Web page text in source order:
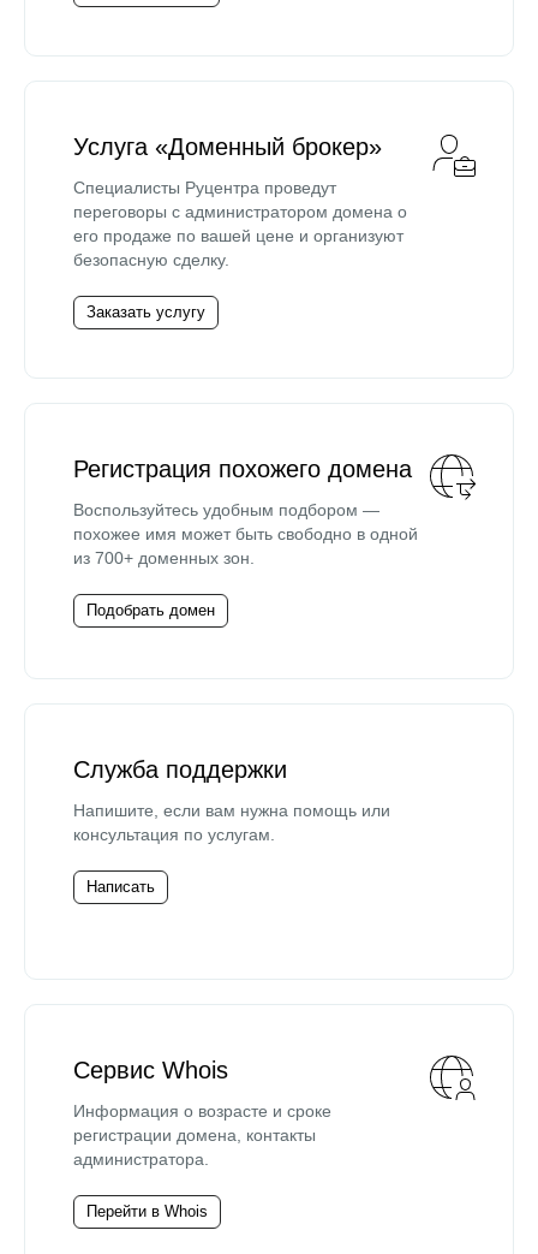
Услуга «Доменный брокер»
Специалисты Руцентра проведут
переговоры с администратором домена о
его продаже по вашей цене и организуют
безопасную сделку.
Заказать услугу
Регистрация похожего домена
Воспользуйтесь удобным подбором —
похожее имя может быть свободно в одной
из 700+ доменных зон.
Подобрать домен
Служба поддержки
Напишите, если вам нужна помощь или
консультация по услугам.
Написать
Сервис Whois
Информация о возрасте и сроке
регистрации домена, контакты
администратора.
Перейти в Whois